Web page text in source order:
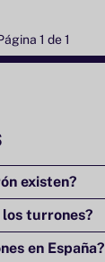
1 de 1
existen?
turrones?
en España?